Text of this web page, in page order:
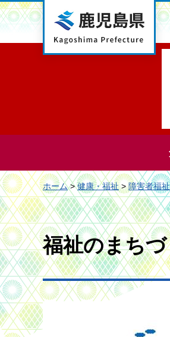
鹿児島県
ホーム>健康・福祉>障害者福祉
福祉のまち